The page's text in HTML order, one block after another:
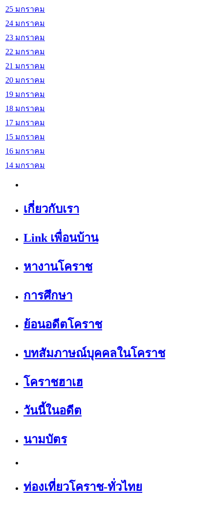
25 มกราคม
24 มกราคม
23 มกราคม
22 มกราคม
21 มกราคม
20 มกราคม
19 มกราคม
18 มกราคม
17 มกราคม
15 มกราคม
16 มกราคม
14 มกราคม
เกี่ยวกับเรา
Link เพื่อนบ้าน
หางานโคราช
การศึกษา
ย้อนอดีตโคราช
บทสัมภาษณ์บุคคลในโคราช
โคราชฮาเฮ
วันนี้ในอดีต
นามบัตร
ท่องเที่ยวโคราช-ทั่วไทย